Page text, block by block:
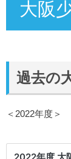
大阪
過去の
＜2022年度＞